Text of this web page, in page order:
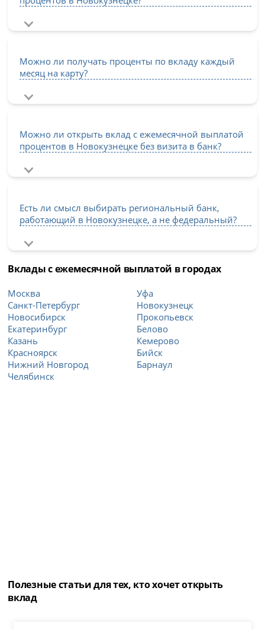
Можно ли получать проценты по вкладу каждый
месяц на карту?
Можно ли открыть вклад с ежемесячной выплатой
процентов в Новокузнецке без визита в банк?
Есть ли смысл выбирать региональный банк,
работающий в Новокузнецке, а не федеральный?
Вклады с ежемесячной выплатой в городах
Москва
Санкт-Петербург
Новосибирск
Екатеринбург
Казань
Красноярск
Нижний Новгород
Челябинск
Уфа
Новокузнецк
Прокопьевск
Белово
Кемерово
Бийск
Барнаул
Полезные статьи для тех, кто хочет открыть
вклад